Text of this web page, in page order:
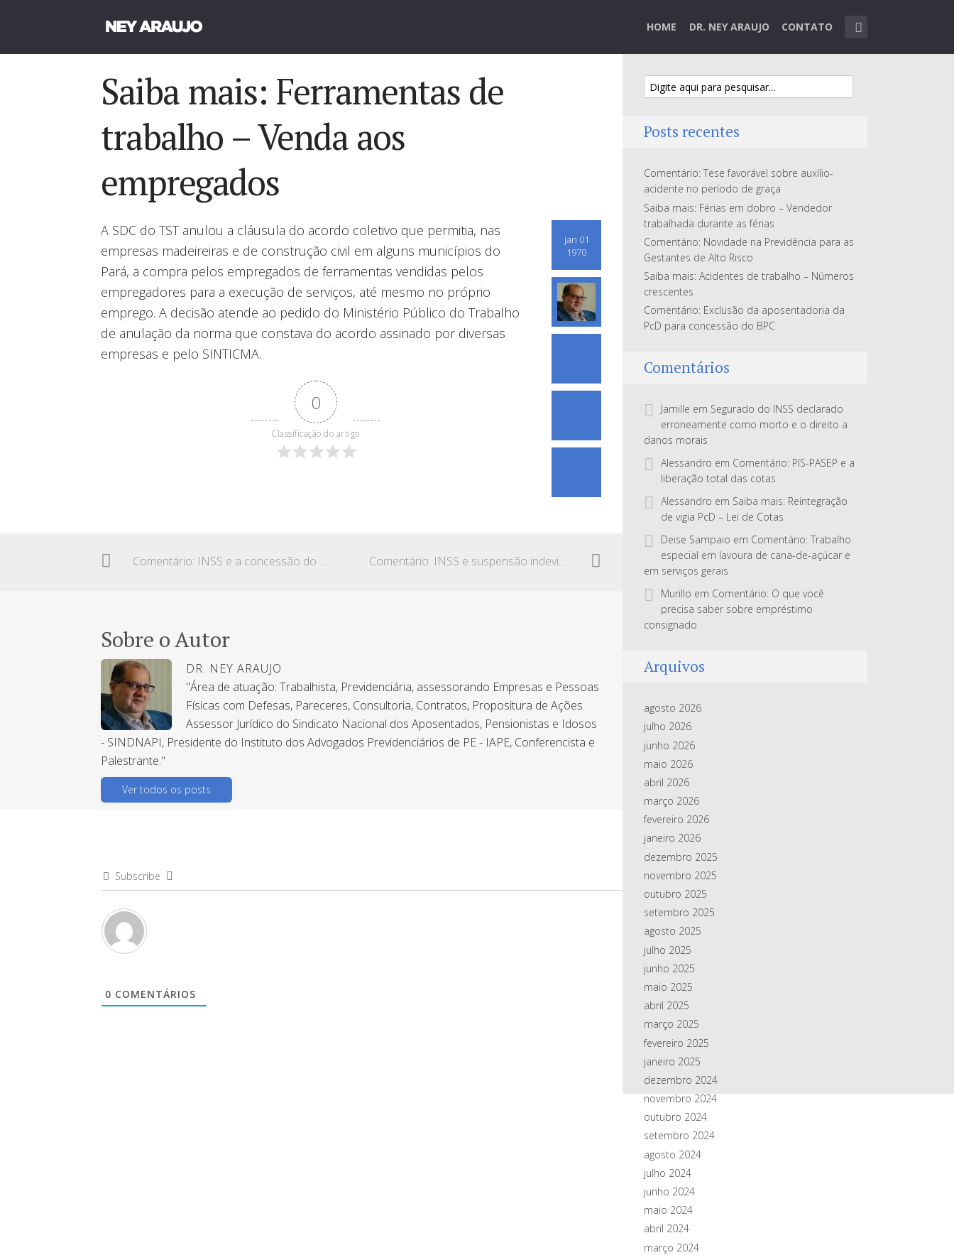
HOME DR. NEY ARAUJO CONTATO
Saiba mais: Ferramentas de
trabalho – Venda aos
empregados
jan 01
1970
A SDC do TST anulou a cláusula do acordo coletivo que permitia, nas
empresas madeireiras e de construção civil em alguns municípios do
Pará, a compra pelos empregados de ferramentas vendidas pelos
empregadores para a execução de serviços, até mesmo no próprio
emprego. A decisão atende ao pedido do Ministério Público do Trabalho
de anulação da norma que constava do acordo assinado por diversas
empresas e pelo SINTICMA.
0
Classificação do artigo
Comentário: INSS e a concessão do auxílio-acompanhante Comentário: INSS e suspensão indevida de benefício
Sobre o Autor
DR. NEY ARAUJO
"Área de atuação: Trabalhista, Previdenciária, assessorando Empresas e Pessoas
Físicas com Defesas, Pareceres, Consultoria, Contratos, Propositura de Ações.
Assessor Jurídico do Sindicato Nacional dos Aposentados, Pensionistas e Idosos
- SINDNAPI, Presidente do Instituto dos Advogados Previdenciários de PE - IAPE, Conferencista e
Palestrante."
Ver todos os posts
Subscribe
0 COMENTÁRIOS
Posts recentes
Comentário: Tese favorável sobre auxílio-
acidente no período de graça
Saiba mais: Férias em dobro – Vendedor
trabalhada durante as férias
Comentário: Novidade na Previdência para as
Gestantes de Alto Risco
Saiba mais: Acidentes de trabalho – Números
crescentes
Comentário: Exclusão da aposentadoria da
PcD para concessão do BPC
Comentários
Jamille em Segurado do INSS declarado
erroneamente como morto e o direito a
danos morais
Alessandro em Comentário: PIS-PASEP e a
liberação total das cotas
Alessandro em Saiba mais: Reintegração
de vigia PcD – Lei de Cotas
Deise Sampaio em Comentário: Trabalho
especial em lavoura de cana-de-açúcar e
em serviços gerais
Murillo em Comentário: O que você
precisa saber sobre empréstimo
consignado
Arquivos
agosto 2026
julho 2026
junho 2026
maio 2026
abril 2026
março 2026
fevereiro 2026
janeiro 2026
dezembro 2025
novembro 2025
outubro 2025
setembro 2025
agosto 2025
julho 2025
junho 2025
maio 2025
abril 2025
março 2025
fevereiro 2025
janeiro 2025
dezembro 2024
novembro 2024
outubro 2024
setembro 2024
agosto 2024
julho 2024
junho 2024
maio 2024
abril 2024
março 2024